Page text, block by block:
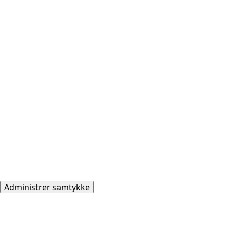
Administrer samtykke